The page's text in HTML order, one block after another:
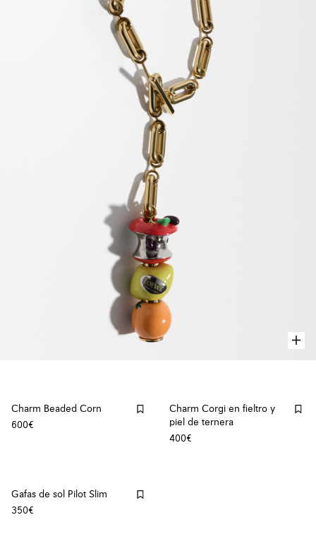
Charm Beaded Corn
600€
Charm Corgi en fieltro y
piel de ternera
400€
Gafas de sol Pilot Slim
350€